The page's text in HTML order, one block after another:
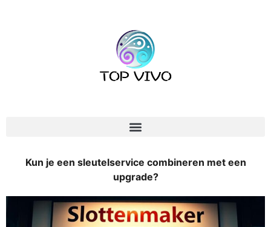
Kun je een sleutelservice combineren met een
upgrade?